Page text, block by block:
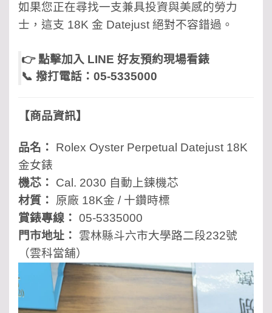
如果您正在尋找一支兼具投資與美感的勞力
士，這支 18K 金 Datejust 絕對不容錯過。
👉 點擊加入 LINE 好友預約現場看錶
📞 撥打電話：05-5335000
【商品資訊】
品名：
Rolex Oyster Perpetual Datejust 18K
金女錶
機芯：
Cal. 2030 自動上鍊機芯
材質：
原廠 18K金 / 十鑽時標
賞錶專線： 05-5335000
門市地址：
雲林縣斗六市大學路二段232號
（雲科當舖）